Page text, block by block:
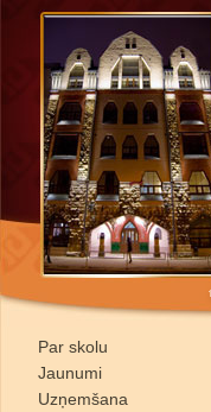
Par skolu
Jaunumi
Uzņemšana